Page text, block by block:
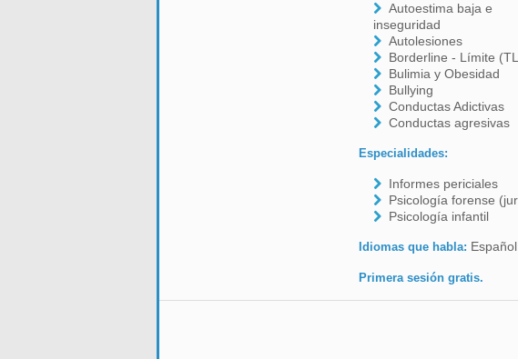
Autoestima baja e
inseguridad
Autolesiones
Borderline - Límite
Bulimia y Obesidad
Bullying
Conductas Adictivas
Conductas agresivas
Especialidades:
Informes periciales
Psicología forense
Psicología infantil
Idiomas que habla: Español
Primera sesión gratis.